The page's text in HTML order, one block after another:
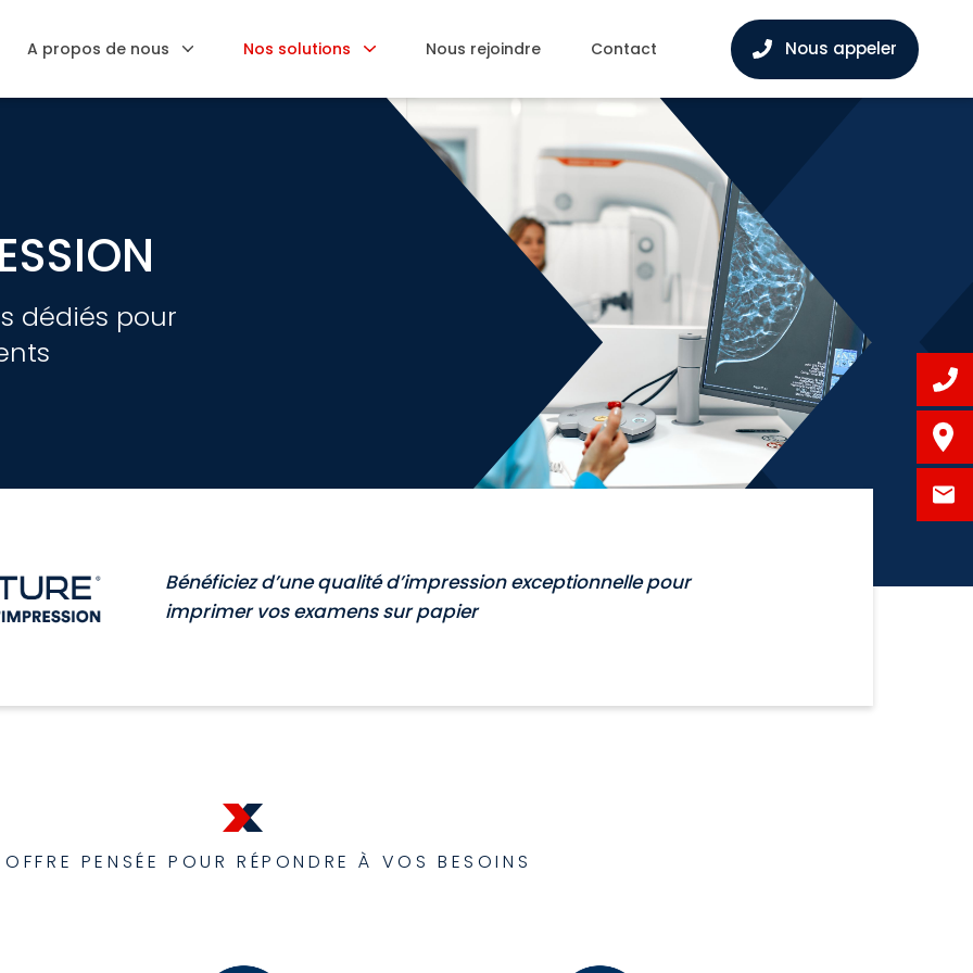
A propos de nous Nos solutions Nous rejoindre Contact Nous appeler
dédiés pour
Bénéficiez d’une qualité d’impression exceptionnelle pour
imprimer vos examens sur papier
OFFRE PENSÉE POUR RÉPONDRE À VOS BESOINS